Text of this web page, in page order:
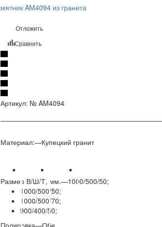
Отложить
Сравнить
Артикул: № AM4094
Материал:—Купецкий гранит
Размер В/Ш/Т, мм.—1000/500/50;
1000/500/50;
1000/500/70;
900/400/50;
Полировка—Обе